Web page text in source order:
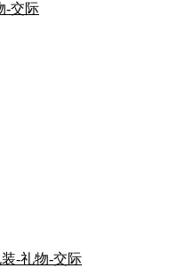
-交际
-礼物-交际